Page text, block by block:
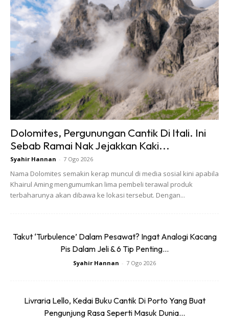
MY IKEA design by Fritilldea
Bagi menghargai sokongan padu rakyat Malaysia selama
ini, IKEA akan menawarkan diskaun istimewa 25% bagi
produk terpilih bermula dari 16 hingga 27 September. Di
samping itu, 25% daripada hasil jualan akan disalurkan
kepada komuniti yang terkesan akibat wabak COVID-19,
dan akan digunakan bagi menyokong pembelajaran dan
pengajaran kanak-kanak, serta membangkitkan kesedaran
terhadap isu kesihatan mental dan menyantuni komuniti
untuk menyebarkan semangat positif dan keceriaan
keunikan negara kita,” ungkap Gerard.
Dolomites, Pergunungan Cantik Di Itali. Ini
Sebab Ramai Nak Jejakkan Kaki...
Syahir Hannan - 7 Ogo 2026
Nama Dolomites semakin kerap muncul di media sosial kini apabila
Khairul Aming mengumumkan lima pembeli terawal produk
terbaharunya akan dibawa ke lokasi tersebut. Dengan...
Takut ‘Turbulence’ Dalam Pesawat? Ingat Analogi Kacang
Pis Dalam Jeli & 6 Tip Penting...
Syahir Hannan - 7 Ogo 2026
Livraria Lello, Kedai Buku Cantik Di Porto Yang Buat
Pengunjung Rasa Seperti Masuk Dunia...